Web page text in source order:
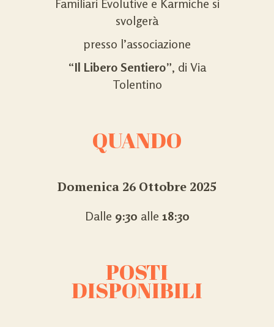
Familiari Evolutive e Karmiche si
svolgerà
presso l’associazione
“Il Libero Sentiero”, di Via
Tolentino
QUANDO
Domenica 26 Ottobre 2025
Dalle 9:30 alle 18:30
POSTI
DISPONIBILI